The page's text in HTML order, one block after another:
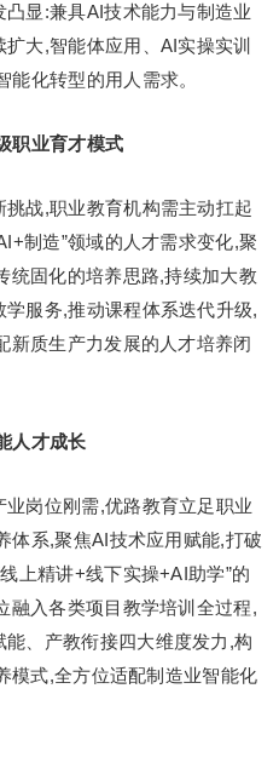
显:兼具AI技术能力与制造业
大,智能体应用、AI实操实训
化转型的用人需求。
职业育才模式
战,职业教育机构需主动扛起
制造”领域的人才需求变化,聚
统固化的培养思路,持续加大教
服务,推动课程体系迭代升级,
新质生产力发展的人才培养闭
人才成长
岗位刚需,优路教育立足职业
体系,聚焦AI技术应用赋能,打破
上精讲+线下实操+AI助学”的
融入各类项目教学培训全过程,
、产教衔接四大维度发力,构
模式,全方位适配制造业智能化